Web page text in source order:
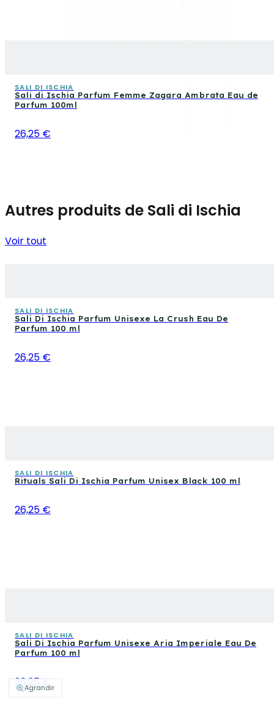
Agrandir
SALI DI ISCHIA
Sali di Ischia Parfum Femme Zagara Ambrata Eau de
Parfum 100ml
26,25 €
Autres produits de Sali di Ischia
Voir tout
SALI DI ISCHIA
Sali Di Ischia Parfum Unisexe La Crush Eau De
Parfum 100 ml
26,25 €
SALI DI ISCHIA
Rituals Sali Di Ischia Parfum Unisex Black 100 ml
26,25 €
SALI DI ISCHIA
Sali Di Ischia Parfum Unisexe Aria Imperiale Eau De
Parfum 100 ml
26,25 €